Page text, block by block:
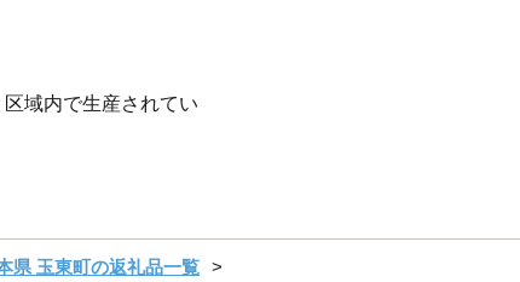
域内で生産されてい
県 玉東町の返礼品一覧